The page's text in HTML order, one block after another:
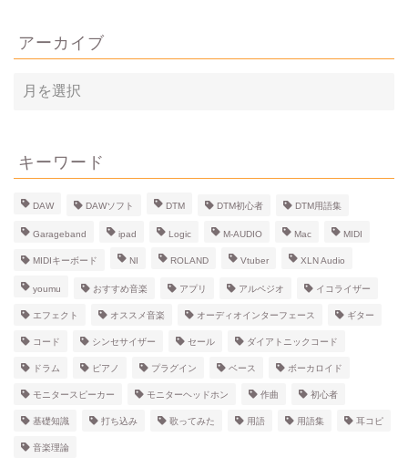
アーカイブ
ア
ー
ブ
キーワード
DAW DAWソフト DTM DTM初心者 DTM用語集
Garageband ipad Logic M-AUDIO Mac MIDI
MIDIキーボード NI ROLAND Vtuber XLN Audio
youmu おすすめ音楽 アプリ アルペジオ イコライザー
エフェクト オススメ音楽 オーディオインターフェース ギター
コード シンセサイザー セール ダイアトニックコード
ドラム ピアノ プラグイン ベース ボーカロイド
モニタースピーカー モニターヘッドホン 作曲 初心者
基礎知識 打ち込み 歌ってみた 用語 用語集 耳コピ
音楽理論